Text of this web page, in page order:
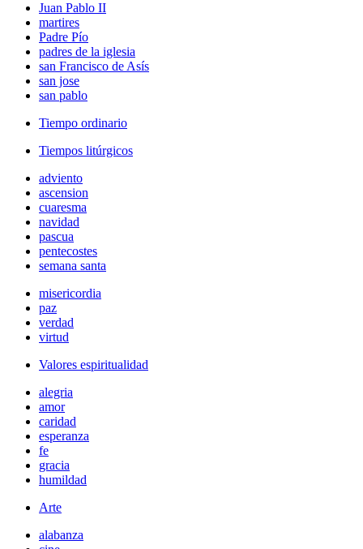
Juan Pablo II
martires
Padre Pío
padres de la iglesia
san Francisco de Asís
san jose
san pablo
Tiempo ordinario
Tiempos litúrgicos
adviento
ascension
cuaresma
navidad
pascua
pentecostes
semana santa
misericordia
paz
verdad
virtud
Valores espiritualidad
alegria
amor
caridad
esperanza
fe
gracia
humildad
Arte
alabanza